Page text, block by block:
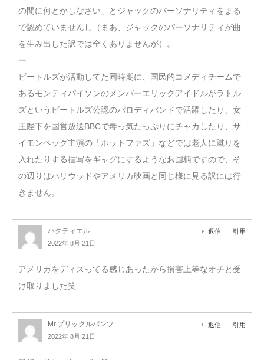
の間に何とかしなさい」とジャックのパーソナリティをまる
で認めていませんし（まあ、ジャックのパーソナリティが曲
を生み出した訳では全くありませんが）。
ー
ビートルズが活動してた同時期に、国民的コメディチームで
あるモンティパイソンのメンバーエリックアイドルがラトル
ズというビートルズ公認のパロディバンドで活躍したり、女
王陛下を国営放送BBCで毒っ気たっぷりにチャカしたり、サ
イモンペッグ主演の「ホットファズ」などでは老人に蹴りを
入れたりする描写をギャグにするようなお国柄ですので、そ
の辺りはハリウッドやアメリカ映画と同じ様に見る訳には行
きません。
ハクティエル
2022年 8月 21日
返信 引用
アメリカをディスってる感じあったから損害上等なオチと受
け取りました笑
Mr.プリックルパンツ
2022年 8月 21日
返信 引用